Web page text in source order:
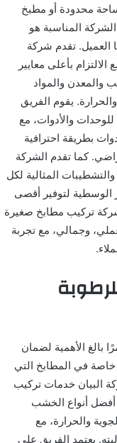
محدودة أو مطبخ
المناسبة هو
العميل. تقدم شركة
بأعلى معايير
والمعدن والمواد
يقوم الفريق
والأدوات، مع
بطريقة احترافية
كما تقدم الشركة
المثالية لكل
الوسطية لتوفير أقصى
تركيب مطابخ صغيرة
وجمالي، مع تجربة
بالغ الأهمية لضمان
خاصة في المطابخ التي
البيان خدمات تركيب
أنواع الخشب
والحرارة، مع
يعتمد الفريق على